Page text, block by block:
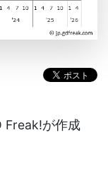
Freak!が作成